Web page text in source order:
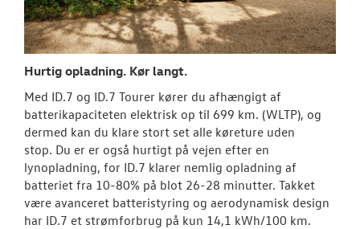
Hurtig opladning. Kør langt.
Med ID.7 og ID.7 Tourer kører du afhængigt af
batterikapaciteten elektrisk op til 699 km. (WLTP), og
dermed kan du klare stort set alle køreture uden
stop. Du er er også hurtigt på vejen efter en
lynopladning, for ID.7 klarer nemlig opladning af
batteriet fra 10-80% på blot 26-28 minutter. Takket
være avanceret batteristyring og aerodynamisk design
har ID.7 et strømforbrug på kun 14,1 kWh/100 km.